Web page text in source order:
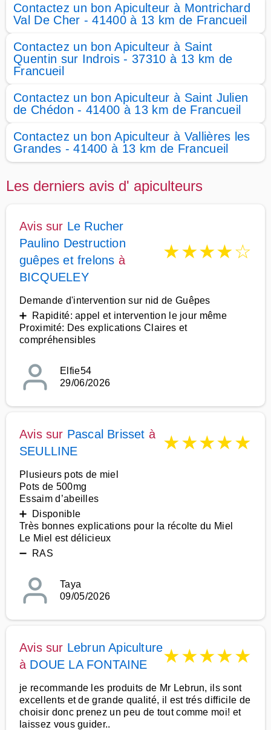
Contactez un bon Apiculteur à Montrichard
Val De Cher - 41400 à 13 km de Francueil
Contactez un bon Apiculteur à Saint
Quentin sur Indrois - 37310 à 13 km de
Francueil
Contactez un bon Apiculteur à Saint Julien
de Chédon - 41400 à 13 km de Francueil
Contactez un bon Apiculteur à Vallières les
Grandes - 41400 à 13 km de Francueil
Les derniers avis d' apiculteurs
Avis sur Le Rucher
Paulino Destruction
guêpes et frelons à
BICQUELEY
★★★★☆
Demande d'intervention sur nid de Guêpes
➕ Rapidité: appel et intervention le jour même
Proximité: Des explications Claires et
compréhensibles
Elfie54
29/06/2026
Avis sur Pascal Brisset à
SEULLINE
★★★★★
Plusieurs pots de miel
Pots de 500mg
Essaim d’abeilles
➕ Disponible
Très bonnes explications pour la récolte du Miel
Le Miel est délicieux
➖ RAS
Taya
09/05/2026
Avis sur Lebrun Apiculture
à DOUE LA FONTAINE ★★★★★
je recommande les produits de Mr Lebrun, ils sont
excellents et de grande qualité, il est trés difficile de
choisir donc prenez un peu de tout comme moi! et
laissez vous guider..